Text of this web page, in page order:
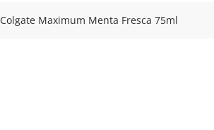
Colgate Maximum Menta Fresca 75ml